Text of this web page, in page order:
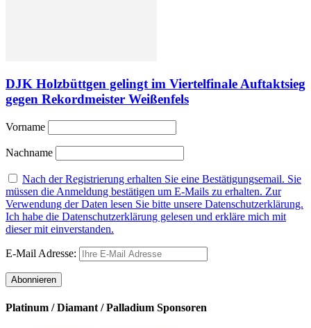
DJK Holzbüttgen gelingt im Viertelfinale Auftaktsieg
gegen Rekordmeister Weißenfels
Vorname
Nachname
Nach der Registrierung erhalten Sie eine Bestätigungsemail. Sie
müssen die Anmeldung bestätigen um E-Mails zu erhalten. Zur
Verwendung der Daten lesen Sie bitte unsere Datenschutzerklärung.
Ich habe die Datenschutzerklärung gelesen und erkläre mich mit
dieser mit einverstanden.
E-Mail Adresse:
Platinum / Diamant / Palladium Sponsoren